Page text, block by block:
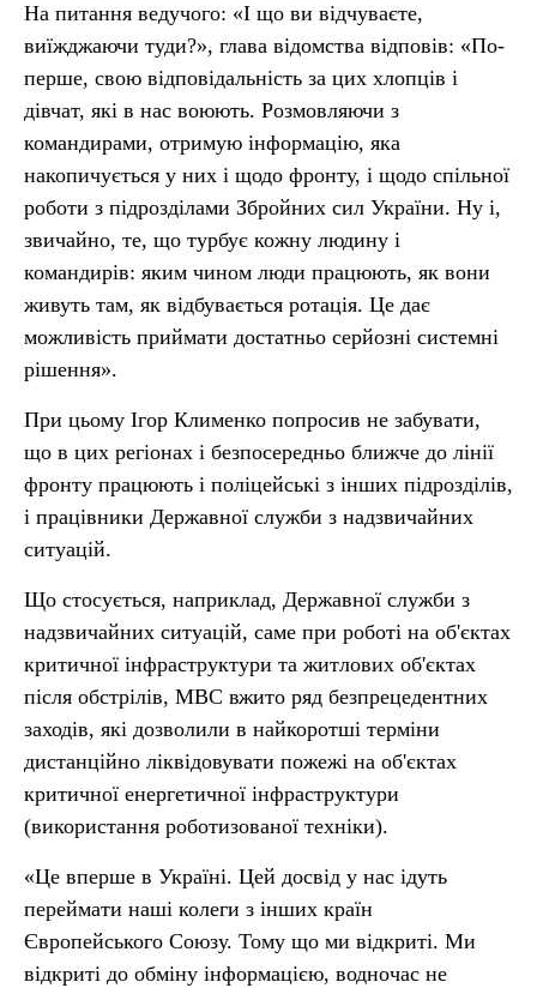
На питання ведучого: «І що ви відчуваєте,
виїжджаючи туди?», глава відомства відповів: «По-
перше, свою відповідальність за цих хлопців і
дівчат, які в нас воюють. Розмовляючи з
командирами, отримую інформацію, яка
накопичується у них і щодо фронту, і щодо спільної
роботи з підрозділами Збройних сил України. Ну і,
звичайно, те, що турбує кожну людину і
командирів: яким чином люди працюють, як вони
живуть там, як відбувається ротація. Це дає
можливість приймати достатньо серйозні системні
рішення».
При цьому Ігор Клименко попросив не забувати,
що в цих регіонах і безпосередньо ближче до лінії
фронту працюють і поліцейські з інших підрозділів,
і працівники Державної служби з надзвичайних
ситуацій.
Що стосується, наприклад, Державної служби з
надзвичайних ситуацій, саме при роботі на об'єктах
критичної інфраструктури та житлових об'єктах
після обстрілів, МВС вжито ряд безпрецедентних
заходів, які дозволили в найкоротші терміни
дистанційно ліквідовувати пожежі на об'єктах
критичної енергетичної інфраструктури
(використання роботизованої техніки).
«Це вперше в Україні. Цей досвід у нас ідуть
переймати наші колеги з інших країн
Європейського Союзу. Тому що ми відкриті. Ми
відкриті до обміну інформацією, водночас не